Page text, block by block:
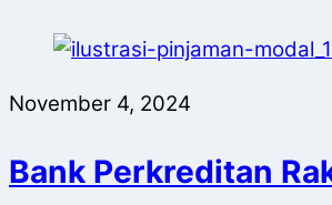
November 4, 2024
Bank Perkreditan